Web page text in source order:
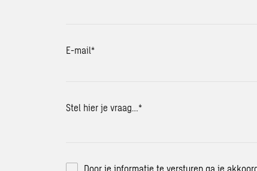
E-mail*
Stel hier je vraag…*
Door je informatie te versturen ga je